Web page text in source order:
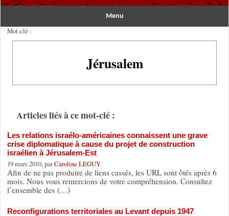
Menu
Mot-clé :
Jérusalem
Articles liés à ce mot-clé :
Les relations israélo-américaines connaissent une grave
crise diplomatique à cause du projet de construction
israélien à Jérusalem-Est
19 mars 2010, parCaroline LEGUY
Afin de ne pas produire de liens cassés, les URL sont ôtés après 6
mois. Nous vous remercions de votre compréhension. Consultez
l’ensemble des (…)
Reconfigurations territoriales au Levant depuis 1947